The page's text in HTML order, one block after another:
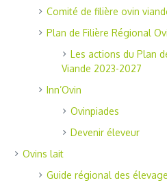
Comité de filière ovin
Plan de Filière Régional
Les actions du Plan
Viande 2023-2027
Inn’Ovin
Ovinpiades
Devenir éleveur
Ovins lait
Guide régional des